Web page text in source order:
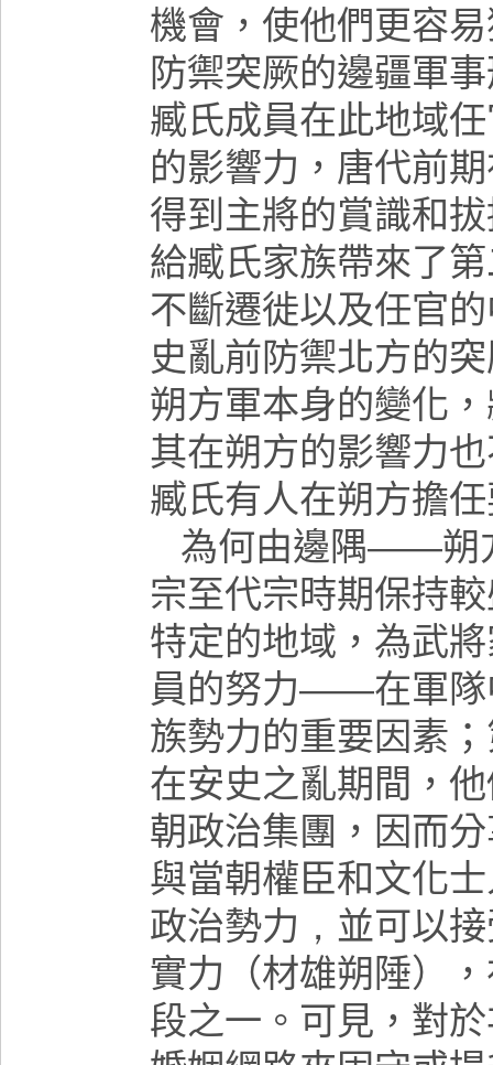
機會，使他們更容
防禦突厥的邊疆軍
臧氏成員在此地域
的影響力，唐代前
得到主將的賞識和
給臧氏家族帶來了
不斷遷徙以及任官
史亂前防禦北方的
朔方軍本身的變化
其在朔方的影響力
臧氏有人在朔方擔
為何由邊隅——朔
宗至代宗時期保持
特定的地域，為武
員的努力——在軍隊
族勢力的重要因素
在安史之亂期間，
朝政治集團，因而
與當朝權臣和文化
政治勢力 ， 並可以
實力（材雄朔陲）
段之一。可見，對